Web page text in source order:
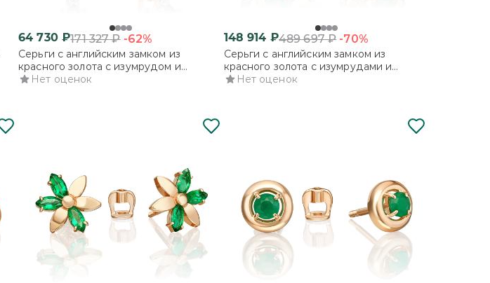
64 730₽171 327₽ -62%
Серьги с английским замком из
красного золота с изумрудом и
бриллиантами
Нет оценок
148 914 ₽489 697₽ -70%
Серьги с английским замком из
красного золота с изумрудами и
бриллиантами
Нет оценок